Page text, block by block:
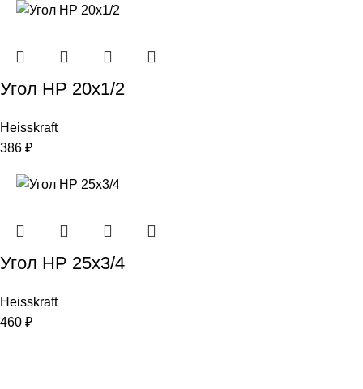
Угол НР 20х1/2
Heisskraft
386 ₽
Угол НР 25х3/4
Heisskraft
460 ₽